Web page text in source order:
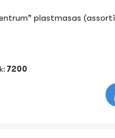
plastmasas (assorti
7200